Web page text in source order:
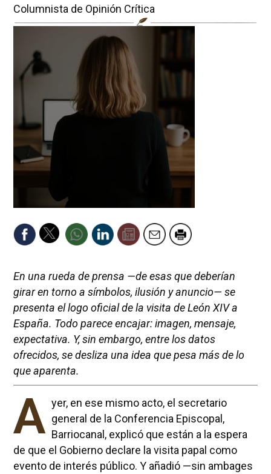
Columnista de Opinión Crítica
En una rueda de prensa —de esas que deberían
girar en torno a símbolos, ilusión y anuncio— se
presenta el logo oficial de la visita de León XIV a
España. Todo parece encajar: imagen, mensaje,
expectativa. Y, sin embargo, entre los datos
ofrecidos, se desliza una idea que pesa más de lo
que aparenta.
A yer, en ese mismo acto, el secretario
general de la Conferencia Episcopal,
Barriocanal, explicó que están a la espera
de que el Gobierno declare la visita papal como
evento de interés público. Y añadió —sin ambages